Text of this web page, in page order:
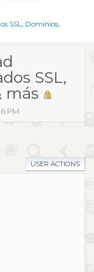
SSL, Dominios,
SSL,
más
PM
USER ACTIONS